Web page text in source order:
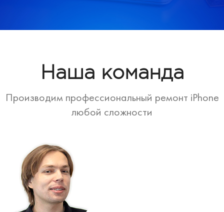
Наша команда
Производим профессиональный ремонт iPhone
любой сложности